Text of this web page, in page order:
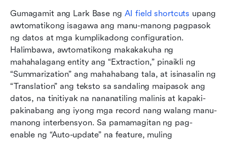
Gumagamit ang Lark Base ng AI field shortcuts upang
awtomatikong isagawa ang manu-manong pagpasok
ng datos at mga kumplikadong configuration.
Halimbawa, awtomatikong makakakuha ng
mahahalagang entity ang “Extraction,” pinaikli ng
“Summarization” ang mahahabang tala, at isinasalin ng
“Translation” ang teksto sa sandaling maipasok ang
datos, na tinitiyak na nananatiling malinis at kapaki-
pakinabang ang iyong mga record nang walang manu-
manong interbensyon. Sa pamamagitan ng pag-
enable ng “Auto-update” na feature, muling